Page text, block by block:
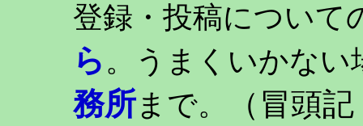
登録・投稿について
ら。うまくいかない
務所まで。 （冒